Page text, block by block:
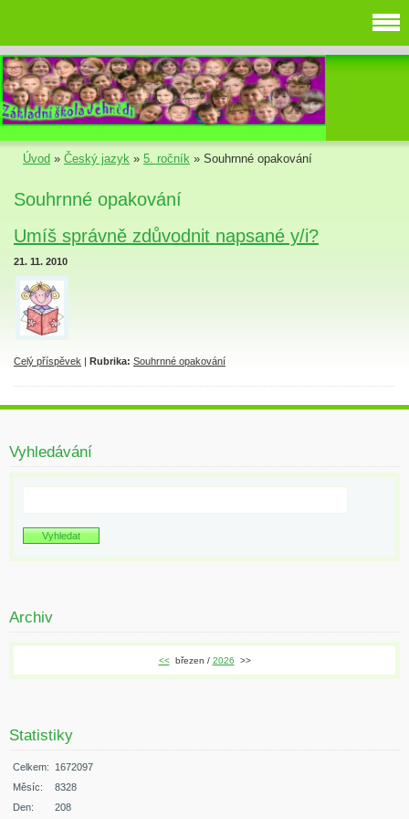
Úvod » Český jazyk » 5. ročník » Souhrnné opakování
Souhrnné opakování
Umíš správně zdůvodnit napsané y/i?
21. 11. 2010
Celý příspěvek | Rubrika: Souhrnné opakování
Vyhledávání
Archiv
<< březen / 2026 >>
Statistiky
Celkem:
1672097
Měsíc:
8328
Den:
208